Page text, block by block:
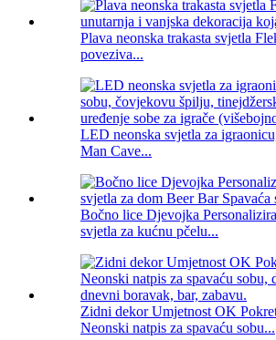
Plava neonska trakasta svjetla
poveziva...
LED neonska svjetla za
Man Cave...
Bočno lice Djevojka
svjetla za kućnu pčelu...
Zidni dekor Umjetnost OK
Neonski natpis za spavaću sobu...